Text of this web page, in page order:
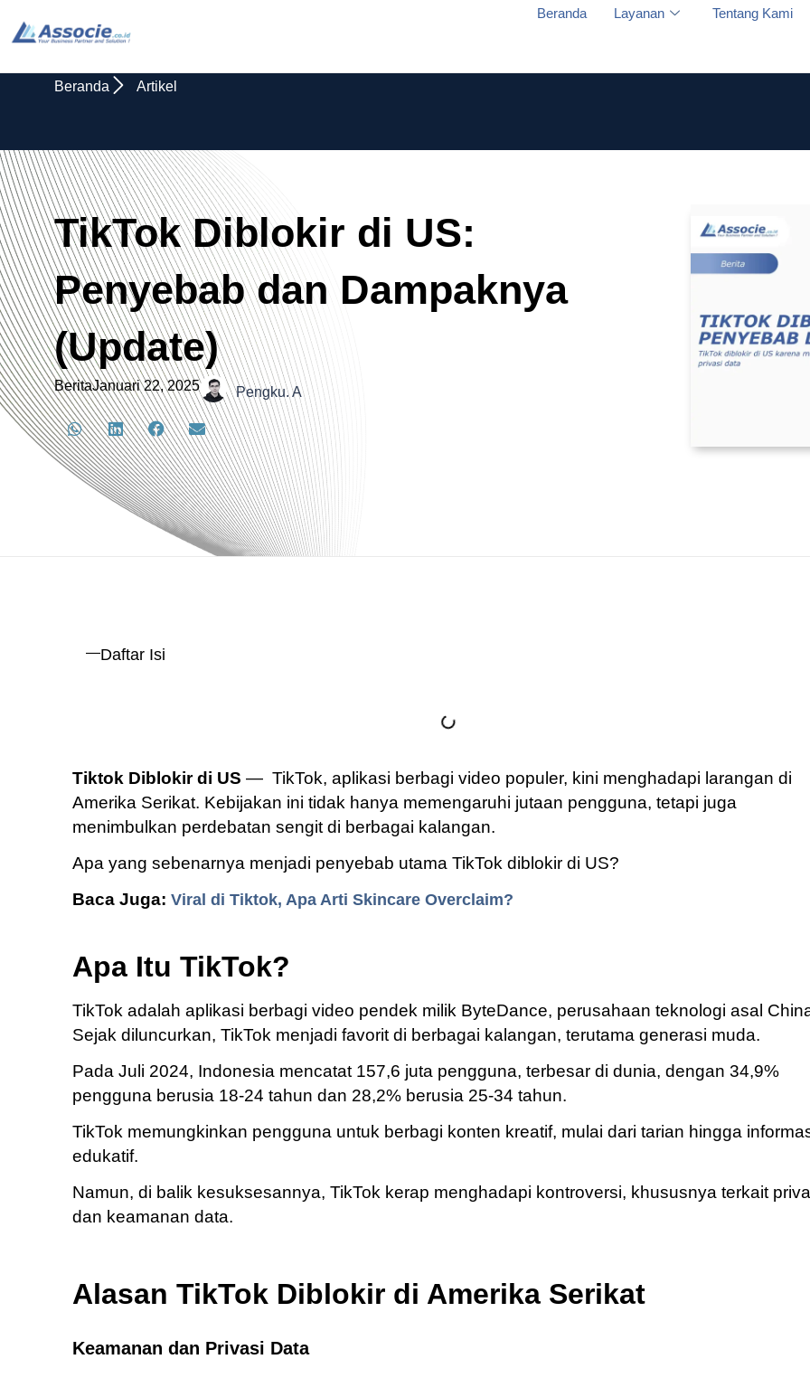
Beranda Layanan Tentang Kami
Beranda Artikel
TikTok Diblokir di US:
Penyebab dan Dampaknya
(Update)
BeritaJanuari 22, 2025 Pengku. A
Daftar Isi
Tiktok Diblokir di US — TikTok, aplikasi berbagi video populer, kini menghadapi larangan di
Amerika Serikat. Kebijakan ini tidak hanya memengaruhi jutaan pengguna, tetapi juga
menimbulkan perdebatan sengit di berbagai kalangan.
Apa yang sebenarnya menjadi penyebab utama TikTok diblokir di US?
Baca Juga: Viral di Tiktok, Apa Arti Skincare Overclaim?
Apa Itu TikTok?
TikTok adalah aplikasi berbagi video pendek milik ByteDance, perusahaan teknologi asal
Sejak diluncurkan, TikTok menjadi favorit di berbagai kalangan, terutama generasi muda.
Pada Juli 2024, Indonesia mencatat 157,6 juta pengguna, terbesar di dunia, dengan 34,9%
pengguna berusia 18-24 tahun dan 28,2% berusia 25-34 tahun.
TikTok memungkinkan pengguna untuk berbagi konten kreatif, mulai dari tarian hingga
edukatif.
Namun, di balik kesuksesannya, TikTok kerap menghadapi kontroversi, khususnya terkait
dan keamanan data.
Alasan TikTok Diblokir di Amerika Serikat
Keamanan dan Privasi Data